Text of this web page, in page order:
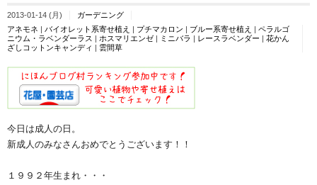
2013-01-14 (月)
ガーデニング
アネモネ | バイオレット系寄せ植え | プチマカロン | ブルー系寄せ植え | ペラルゴ
ニウム・ラベンダーラス | ホスマリエンゼ | ミニバラ | レースラベンダー | 花かん
ざしコットンキャンディ | 雲間草
今日は成人の日。
新成人のみなさんおめでとうございます！！
１９９２年生まれ・・・